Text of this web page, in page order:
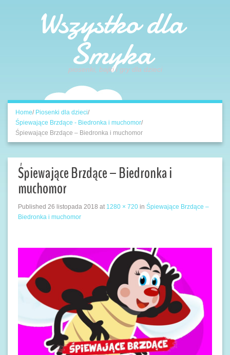
Wszystko dla
Smyka
piosenki, bajki i gry dla dzieci
Home/ Piosenki dla dzieci/
Śpiewające Brzdące - Biedronka i muchomor/
Śpiewające Brzdące – Biedronka i muchomor
Śpiewające Brzdące – Biedronka i
muchomor
Published 26 listopada 2018 at 1280 × 720 in Śpiewające Brzdące –
Biedronka i muchomor